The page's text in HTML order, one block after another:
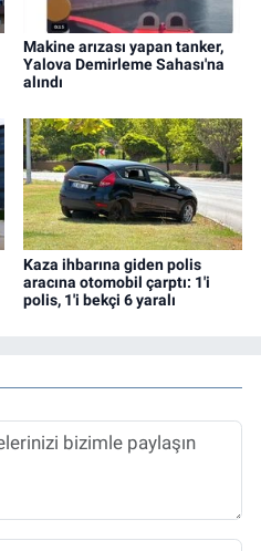
Makine arızası yapan tanker,
Yalova Demirleme Sahası'na
alındı
Kaza ihbarına giden polis
aracına otomobil çarptı: 1'i
polis, 1'i bekçi 6 yaralı